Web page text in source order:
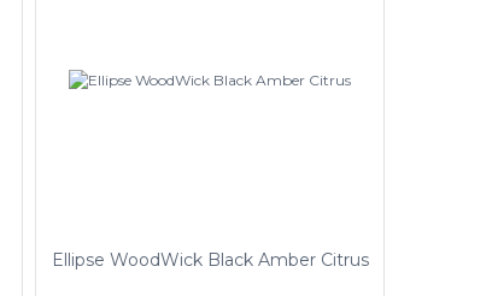
Ellipse WoodWick Black Amber Citrus